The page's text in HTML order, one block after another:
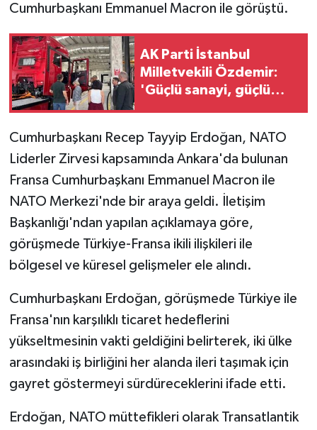
Cumhurbaşkanı Emmanuel Macron ile görüştü.
AK Parti İstanbul
Milletvekili Özdemir:
'Güçlü sanayi, güçlü
Cumhurbaşkanı Recep Tayyip Erdoğan, NATO
Liderler Zirvesi kapsamında Ankara'da bulunan
Fransa Cumhurbaşkanı Emmanuel Macron ile
NATO Merkezi'nde bir araya geldi. İletişim
Başkanlığı'ndan yapılan açıklamaya göre,
görüşmede Türkiye-Fransa ikili ilişkileri ile
bölgesel ve küresel gelişmeler ele alındı.
Cumhurbaşkanı Erdoğan, görüşmede Türkiye ile
Fransa'nın karşılıklı ticaret hedeflerini
yükseltmesinin vakti geldiğini belirterek, iki ülke
arasındaki iş birliğini her alanda ileri taşımak için
gayret göstermeyi sürdüreceklerini ifade etti.
Erdoğan, NATO müttefikleri olarak Transatlantik